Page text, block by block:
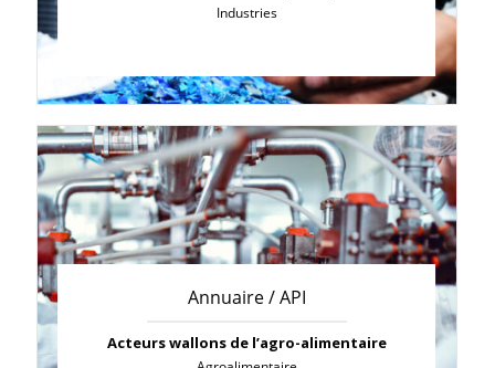
Industries
Annuaire / API
Acteurs wallons de l’agro-alimentaire